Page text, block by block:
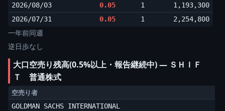
2026/08/03
0.05 1
1,193,300
2026/07/31
0.05 1 2,254,800
一年前同週
逆日歩なし
大口空売り残高(0.5%以上・報告継続中) ― ＳＨＩＦ
Ｔ 普通株式
空売り者
GOLDMAN SACHS INTERNATIONAL